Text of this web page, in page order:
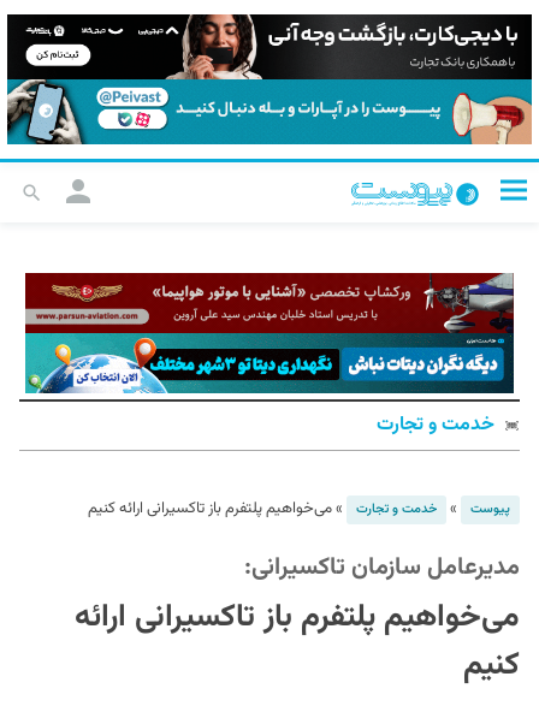
خدمت و تجارت
پیوست » خدمت و تجارت »می‌خواهیم پلتفرم باز تاکسیرانی ارائه کنیم
مدیرعامل سازمان تاکسیرانی:
می‌خواهیم پلتفرم باز تاکسیرانی ارائه
کنیم